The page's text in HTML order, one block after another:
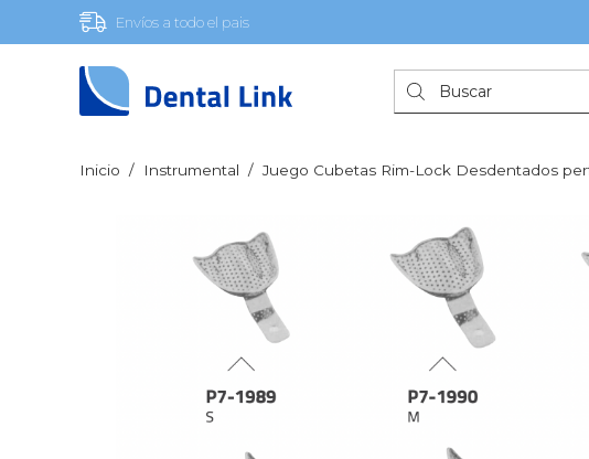
Envíos a todo el pais
Búsqueda
de
productos
Inicio / Instrumental / Juego Cubetas Rim-Lock Desdentados